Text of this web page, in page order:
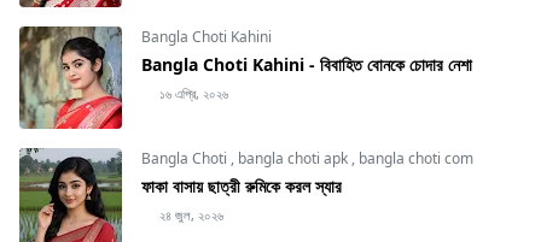
Bangla Choti Kahini
Bangla Choti Kahini - বিবাহিত বোনকে চোদার নেশা
১৬ এপ্রি, ২০২৬
Bangla Choti , bangla choti apk , bangla choti com
ফাকা বাসায় ছাত্রী রুমিকে করল স্যার
২৪ জুল, ২০২৬